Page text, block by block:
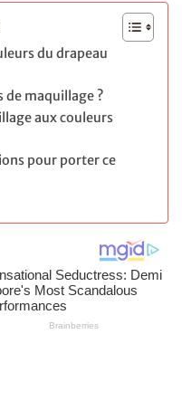
du drapeau
maquillage ?
aux couleurs
pour porter ce